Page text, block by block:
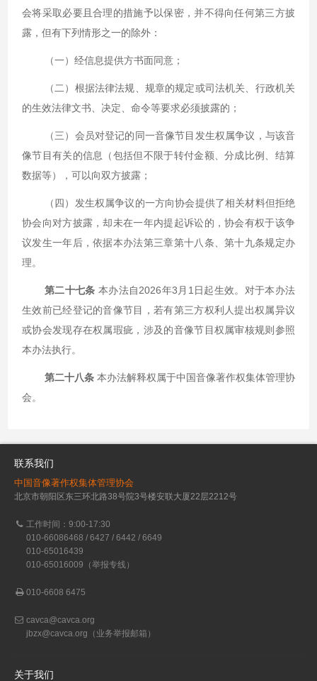
会将采取必要且合理的措施予以保密，并不得向任何第三方披
露，但有下列情形之一的除外：
（一）经信息提供方书面同意；
（二）根据法律法规、规章的规定或司法机关、行政机关
的生效法律文书、决定、命令等要求必须披露的；
（三）会员对登记的同一音像节目发生权属争议，与该音
像节目有关的信息（包括但不限于转付金额、分成比例、结算
数据等），可以向双方披露；
（四）发生权属争议的一方向协会提供了相关材料但拒绝
协会向对方披露，却未在一年内提起诉讼的，协会有权于该争
议发生一年后，依据本办法第三章第十八条、第十九条规定办
理。
第二十七条 本办法自2026年3月1日起生效。对于本办法
生效前已经登记的音像节目，若有第三方权利人提出权属异议
或协会发现存在权属瑕疵，涉及的音像节目权属审核规则参照
本办法执行。
第二十八条 本办法解释权属于中国音像著作权集体管理协
会。
联系我们
中国音像著作权集体管理协会
北京市朝阳区东三环北路38号院3号楼安联大厦22层2212号
工作时间：9:00-17:30
010-66086468 / 6427 / 6442 / 6649
010-65016439
010-65016009（举报专线）
010-6608 6475
cavca@cavca.org
jbzx@cavca.org （业务举报邮箱）
关于我们